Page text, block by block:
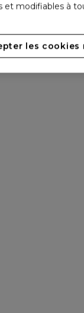
et modifiables à
les cookies